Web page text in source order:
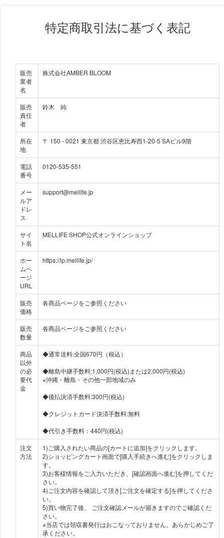
特定商取引法に基づく表記
販売
業者
名
株式会社AMBER BLOOM
販売
責任
者
鈴木 純
所在
地
〒 150 -0021 東京都 渋谷区恵比寿西1-20-5 SAビル9階
電話
番号
0120-535-551
メー
ルア
ドレ
ス
support@mellife.jp
サイ
ト名
MELLIFE SHOP公式オンラインショップ
ホー
ムペ
ージ
URL
https://lp.mellife.jp/
販売
価格
各商品ページをご参照ください
販売
数量
各商品ページをご参照ください
商品
以外
の必
要代
金
◆通常送料:全国670円（税込）
◆離島中継手数料:1,000円(税込)または2,000円(税込)
※沖縄・離島・その他一部地域のみ
◆後払決済手数料:300円(税込)
◆クレジットカード決済手数料:無料
◆代引き手数料：440円(税込)
注文
方法
1)ご購入されたい商品の[カートに追加]をクリックします。
2)ショッピングカート画面で[購入手続きへ進む]をクリックしま
す。
3)お客様情報をご入力いただき、[確認画面へ進む]を押してくだ
さい。
4)ご注文内容を確認して頂き[ご注文を確定する]を押してくださ
い。
5)買い物完了後、 ご注文確認メールが届きますのでご確認くだ
さい。
※当店では領収書発行はおこなっておりません。あらかじめご了
承ください。